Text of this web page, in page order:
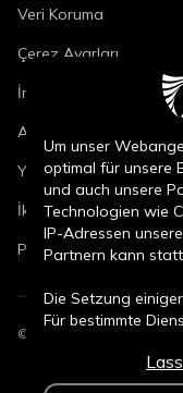
Veri Koruma
Çerez Ayarları
İmza
Araç Onarım Koşulları
Yeni Araç Satış
İkinci El Araç Satış
Parça Satış Koşulları
© CSB Schimmel
Um unser
optimal für unsere
und auch unsere
Technologien wie
IP-Adressen
Partnern kann
Die Setzung
Für bestimmte
Durch den Klick
Sie (jederzeit für